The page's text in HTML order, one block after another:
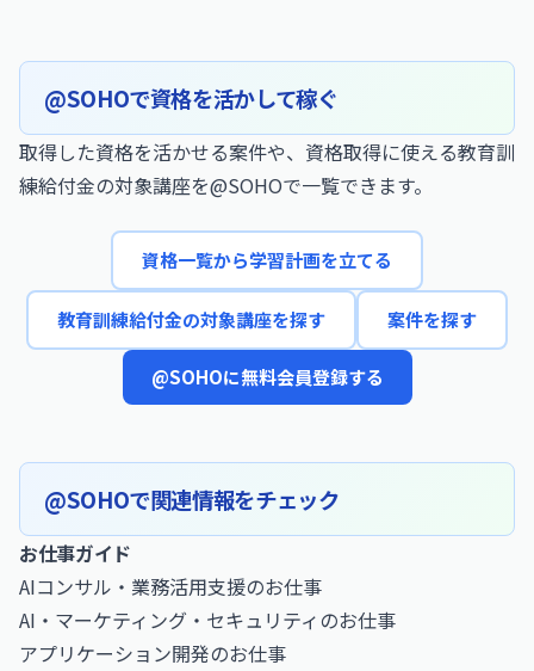
@SOHOで資格を活かして稼ぐ
取得した資格を活かせる案件や、資格取得に使える教育訓
練給付金の対象講座を@SOHOで一覧できます。
資格一覧から学習計画を立てる
教育訓練給付金の対象講座を探す 案件を探す
@SOHOに無料会員登録する
@SOHOで関連情報をチェック
お仕事ガイド
AIコンサル・業務活用支援のお仕事
AI・マーケティング・セキュリティのお仕事
アプリケーション開発のお仕事